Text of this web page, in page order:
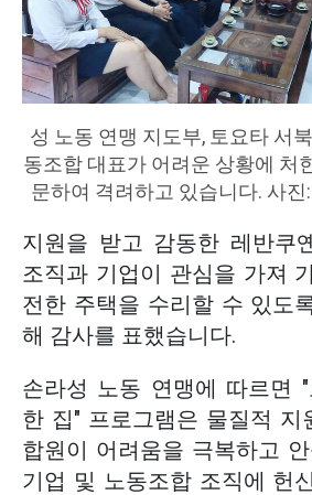
성 노동 연맹 지도부, 토요타 서
동조합 대표가 어려운 상황에 처
문하여 격려하고 있습니다. 사진
지원을 받고 감동한 레반쿠
조직과 기업이 관심을 가져
전한 주택을 수리할 수 있도
해 감사를 표했습니다.
손라성 노동 연맹에 따르면
한 집" 프로그램은 물질적 지
합원이 어려움을 극복하고
기업 및 노동조합 조직에 헌